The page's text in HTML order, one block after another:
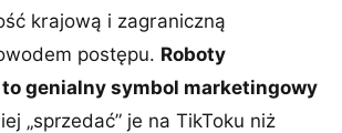
krajową i zagraniczną
postępu. Roboty
genialny symbol marketingowy
„sprzedać” je na TikToku niż